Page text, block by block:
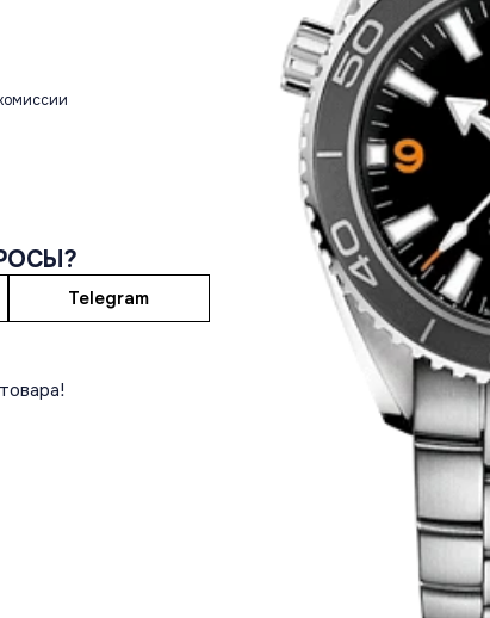
Telegram